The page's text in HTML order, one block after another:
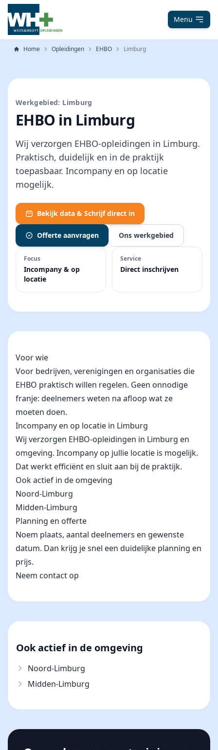
Menu
Home Opleidingen EHBO Limburg
Werkgebied: Limburg
EHBO in Limburg
Wij verzorgen EHBO-opleidingen in Limburg.
Praktisch, duidelijk en in de praktijk
toepasbaar. Incompany en op locatie
mogelijk.
Bekijk data & Schrijf direct in
Offerte aanvragen Ons werkgebied
Focus
Incompany & op
locatie
Service
Direct inschrijven
Voor wie
Voor bedrijven, verenigingen en organisaties die
EHBO praktisch willen regelen. Geen onnodige
franje: deelnemers weten na afloop wat ze
moeten doen.
Incompany en op locatie in Limburg
Wij verzorgen EHBO-opleidingen in Limburg en
omgeving. Incompany op jullie locatie is mogelijk.
Dat werkt efficiënt en sluit aan bij de praktijk.
Ook actief in de omgeving
Noord-Limburg
Midden-Limburg
Planning en offerte
Noem plaats, aantal deelnemers en gewenste
datum. Dan krijg je snel een duidelijke planning en
prijs.
Neem contact op
Ook actief in de omgeving
Noord-Limburg
Midden-Limburg